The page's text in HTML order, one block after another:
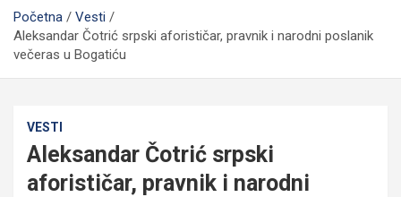
Početna
Vesti
Aleksandar Čotrić srpski aforističar, pravnik i narodni poslanik
večeras u Bogatiću
VESTI
Aleksandar Čotrić srpski
aforističar, pravnik i narodni